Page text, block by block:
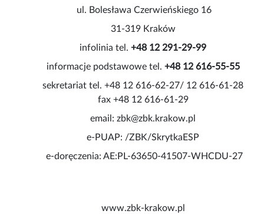
ul. Bolesława Czerwieńskiego 16
31-319 Kraków
infolinia tel.+48 12 291-29-99
informacje podstawowe tel. +48 12 616-55-55
sekretariat tel. +48 12 616-62-27/ 12 616-61-28
fax +48 12 616-61-29
email: zbk@zbk.krakow.pl
e-PUAP: /ZBK/SkrytkaESP
e-doręczenia: AE:PL-63650-41507-WHCDU-27
www.zbk-krakow.pl